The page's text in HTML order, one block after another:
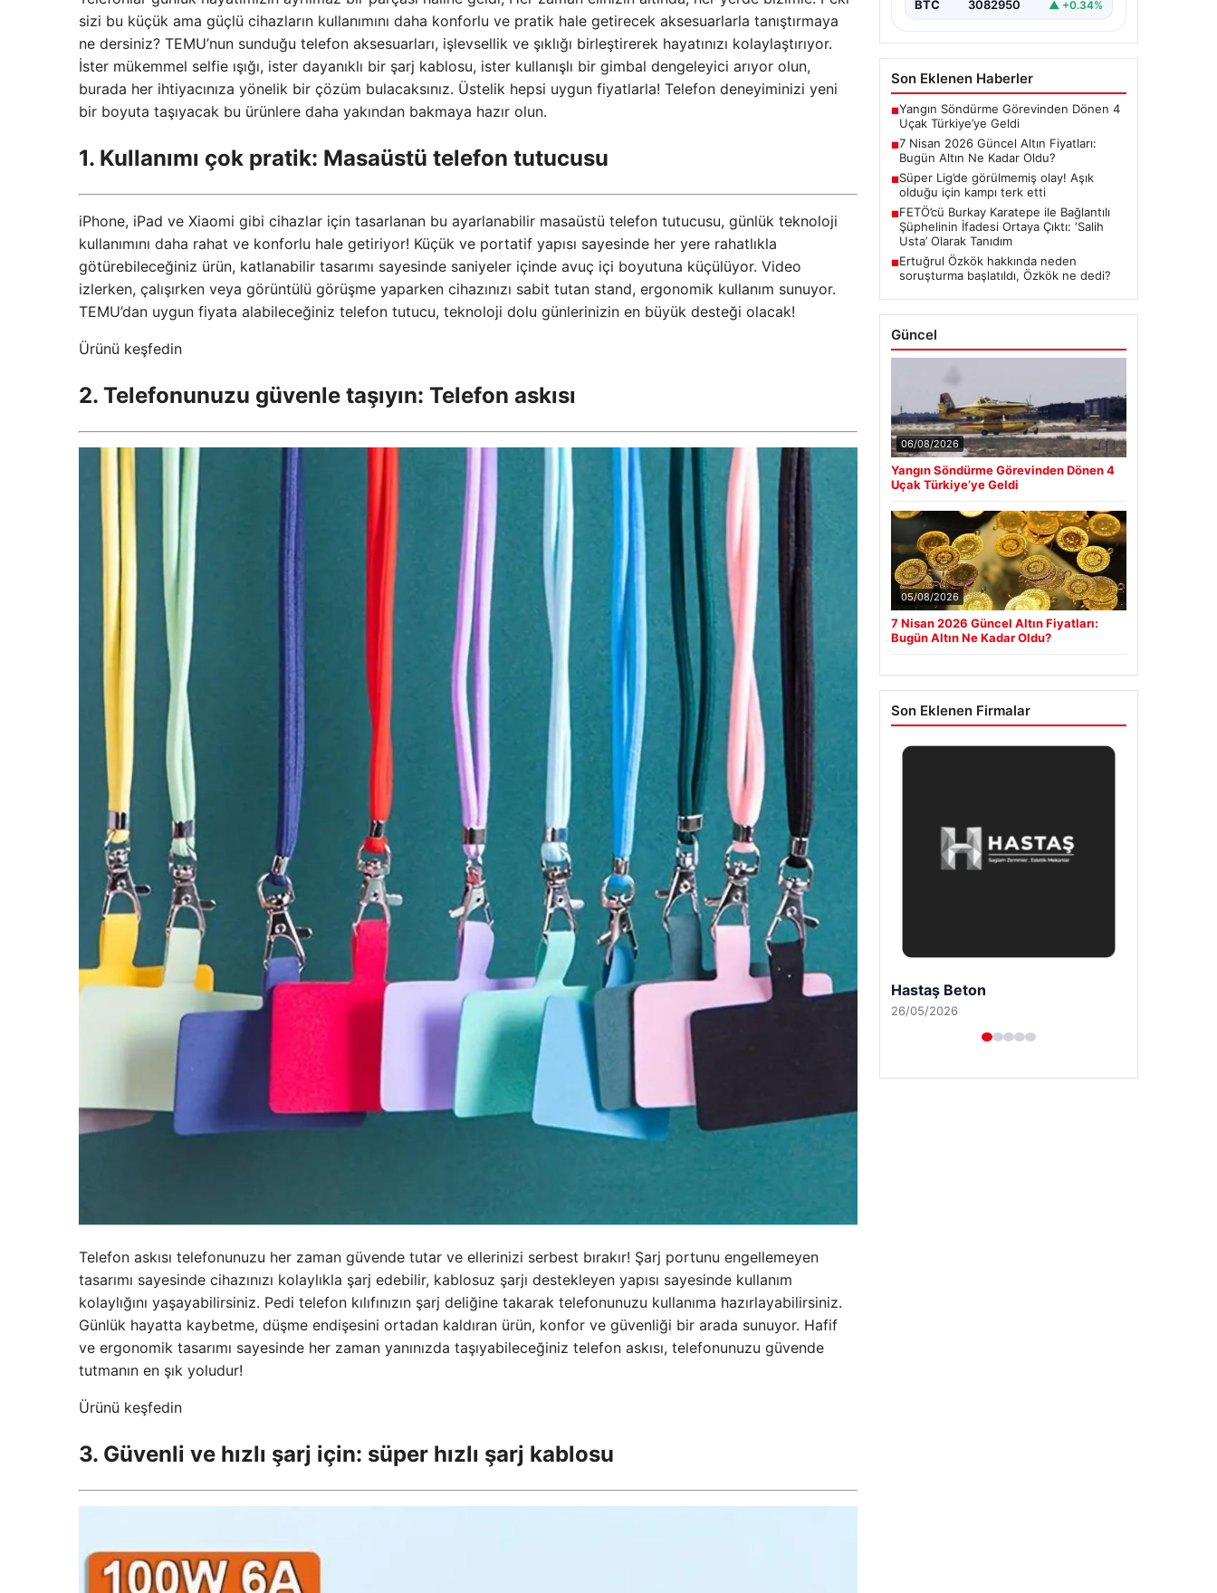
sizi bu küçük ama güçlü cihazların kullanımını daha konforlu ve pratik hale getirecek aksesuarlarla tanıştırmaya
ne dersiniz? TEMU’nun sunduğu telefon aksesuarları, işlevsellik ve şıklığı birleştirerek hayatınızı kolaylaştırıyor.
İster mükemmel selfie ışığı, ister dayanıklı bir şarj kablosu, ister kullanışlı bir gimbal dengeleyici arıyor olun,
burada her ihtiyacınıza yönelik bir çözüm bulacaksınız. Üstelik hepsi uygun fiyatlarla! Telefon deneyiminizi yeni
bir boyuta taşıyacak bu ürünlere daha yakından bakmaya hazır olun.
1. Kullanımı çok pratik: Masaüstü telefon tutucusu
iPhone, iPad ve Xiaomi gibi cihazlar için tasarlanan bu ayarlanabilir masaüstü telefon tutucusu, günlük teknoloji
kullanımını daha rahat ve konforlu hale getiriyor! Küçük ve portatif yapısı sayesinde her yere rahatlıkla
götürebileceğiniz ürün, katlanabilir tasarımı sayesinde saniyeler içinde avuç içi boyutuna küçülüyor. Video
izlerken, çalışırken veya görüntülü görüşme yaparken cihazınızı sabit tutan stand, ergonomik kullanım sunuyor.
TEMU’dan uygun fiyata alabileceğiniz telefon tutucu, teknoloji dolu günlerinizin en büyük desteği olacak!
Ürünü keşfedin
2. Telefonunuzu güvenle taşıyın: Telefon askısı
Telefon askısı telefonunuzu her zaman güvende tutar ve ellerinizi serbest bırakır! Şarj portunu engellemeyen
tasarımı sayesinde cihazınızı kolaylıkla şarj edebilir, kablosuz şarjı destekleyen yapısı sayesinde kullanım
kolaylığını yaşayabilirsiniz. Pedi telefon kılıfınızın şarj deliğine takarak telefonunuzu kullanıma hazırlayabilirsiniz.
Günlük hayatta kaybetme, düşme endişesini ortadan kaldıran ürün, konfor ve güvenliği bir arada sunuyor. Hafif
ve ergonomik tasarımı sayesinde her zaman yanınızda taşıyabileceğiniz telefon askısı, telefonunuzu güvende
tutmanın en şık yoludur!
Ürünü keşfedin
3. Güvenli ve hızlı şarj için: süper hızlı şarj kablosu
BTC 3082950 ▲ +0.34%
Son Eklenen Haberler
■Yangın Söndürme Görevinden Dönen 4
Uçak Türkiye’ye Geldi
■7 Nisan 2026 Güncel Altın Fiyatları:
Bugün Altın Ne Kadar Oldu?
■Süper Lig’de görülmemiş olay! Aşık
olduğu için kampı terk etti
■FETÖ’cü Burkay Karatepe ile Bağlantılı
Şüphelinin İfadesi Ortaya Çıktı: ‘Salih
Usta’ Olarak Tanıdım
■Ertuğrul Özkök hakkında neden
soruşturma başlatıldı, Özkök ne dedi?
Güncel
06/08/2026
Yangın Söndürme Görevinden Dönen 4
Uçak Türkiye’ye Geldi
05/08/2026
7 Nisan 2026 Güncel Altın Fiyatları:
Bugün Altın Ne Kadar Oldu?
Son Eklenen Firmalar
Enes Kaplan Avukatlık Bürosu
28/04/2026